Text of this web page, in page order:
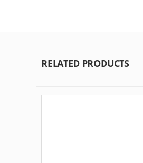
RELATED PRODUCTS